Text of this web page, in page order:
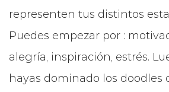
representen tus distintos
Puedes empezar por :
alegría, inspiración, estrés.
hayas dominado los doodles